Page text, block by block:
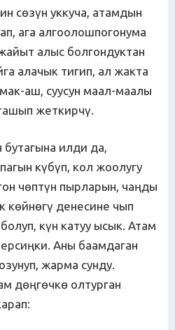
сөзүн уккуча, атамдын
ага алгоолошпогонума
алыс болгондуктан
алачык тигип, ал жакта
аш, суусун маал-маалы
жеткирчү.
илди да,
күбүп, кол жоолугу
чөптүн пырларын, чаңды
көйнөгү денесине чып
күн катуу ысык. Атам
Аны баамдаган
жарма сунду.
дөңгөчкө олтурган